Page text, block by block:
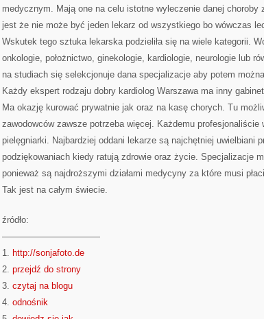
medycznym. Mają one na celu istotne wyleczenie danej choroby
jest że nie może być jeden lekarz od wszystkiego bo wówczas
Wskutek tego sztuka lekarska podzieliła się na wiele kategorii.
onkologie, położnictwo, ginekologie, kardiologie, neurologie lub
na studiach się selekcjonuje dana specjalizacje aby potem
Każdy ekspert rodzaju dobry kardiolog Warszawa ma inny
Ma okazję kurować prywatnie jak oraz na kasę chorych. Tu
zawodowców zawsze potrzeba więcej. Każdemu
pielęgniarki. Najbardziej oddani lekarze są najchętniej uwielbiani
podziękowaniach kiedy ratują zdrowie oraz życie. Specjalizacje
ponieważ są najdroższymi działami medycyny za które musi
Tak jest na całym świecie.
źródło:
———————————
1. http://sonjafoto.de
2. przejdź do strony
3. czytaj na blogu
4. odnośnik